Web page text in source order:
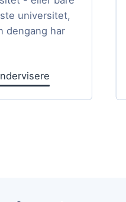
universitet,
dengang har